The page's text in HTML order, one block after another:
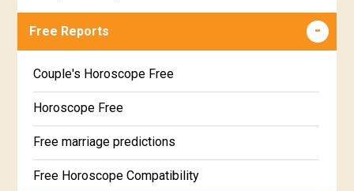
Free Reports
Couple's Horoscope Free
Horoscope Free
Free marriage predictions
Free Horoscope Compatibility